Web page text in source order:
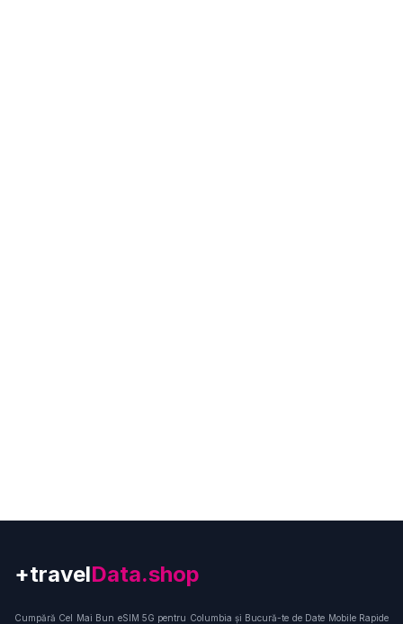
+travelConnection
Cumpără Cel Mai Bun eSIM 5G pentru Columbia și Bucură-te de Date Mobile Rapide